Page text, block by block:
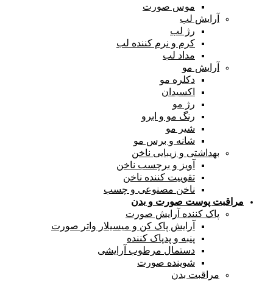
موس صورت
آرایش لب
رژ لب
کرم و نرم کننده لب
مداد لب
آرایش مو
دکلره مو
اکسیدان
رژ مو
رنگ مو و ابرو
شیر مو
شانه و برس مو
بهداشتی و زیبایی ناخن
آویز و برچسب ناخن
تقوییت کننده ناخن
ناخن مصنوعی و چسب
مراقبت پوست صورت و بدن
پاک کننده آرایش صورت
آرایش پاک کن و میسیلار واتر صورت
پنبه و پدپاک کننده
دستمال مرطوب آرایشی
شوینده صورت
مراقبت بدن